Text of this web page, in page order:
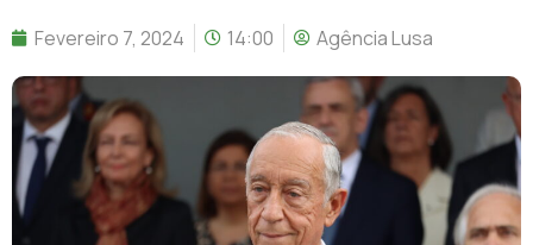
Fevereiro 7, 2024 14:00 Agência Lusa